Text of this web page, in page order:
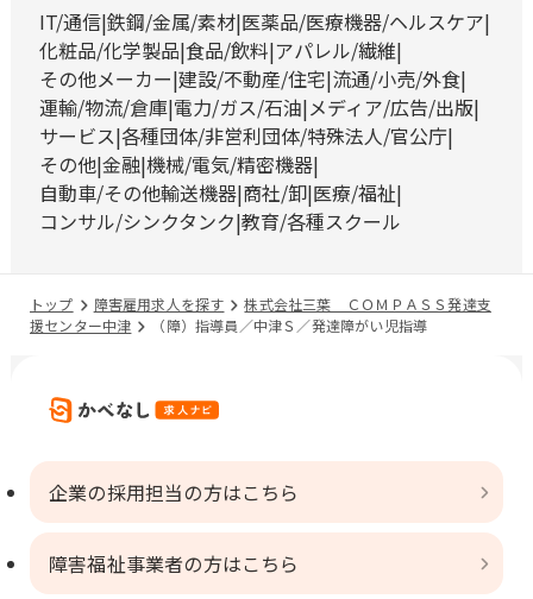
IT/通信 鉄鋼/金属/素材 医薬品/医療機器/ヘルスケア
化粧品/化学製品 食品/飲料 アパレル/繊維
その他メーカー 建設/不動産/住宅 流通/小売/外食
運輸/物流/倉庫 電力/ガス/石油 メディア/広告/出版
サービス 各種団体/非営利団体/特殊法人/官公庁
その他 金融 機械/電気/精密機器
自動車/その他輸送機器 商社/卸 医療/福祉
コンサル/シンクタンク 教育/各種スクール
トップ 障害雇用求人を探す
株式会社三葉 ＣＯＭＰＡＳＳ発達支
援センター中津
（障）指導員／中津Ｓ／発達障がい児指導
企業の採用担当の方はこちら
障害福祉事業者の方はこちら